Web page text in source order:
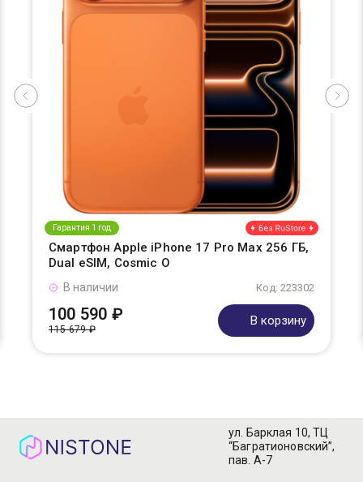
Гарантия 1 год
Смартфон Apple iPhone 17 Pro Max 256 ГБ,
Dual eSIM, Cosmic O
Код: 223302
В наличии
100 590 ₽
115 679 ₽
В корзину
ул. Барклая 10, ТЦ
“Багратионовский”,
пав. А-7